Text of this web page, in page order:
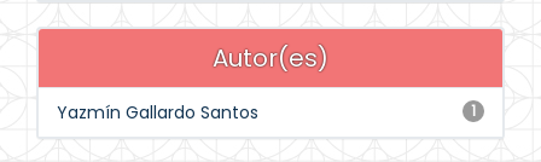
Autor(es)
1
Yazmín Gallardo Santos